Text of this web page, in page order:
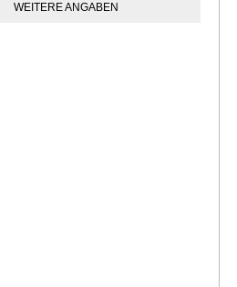
WEITERE ANGABEN